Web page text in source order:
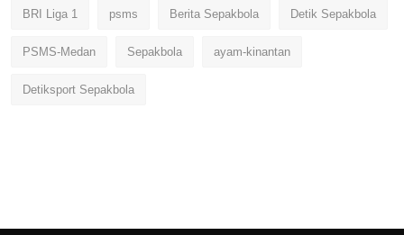
BRI Liga 1 psms Berita Sepakbola Detik Sepakbola
PSMS-Medan Sepakbola ayam-kinantan
Detiksport Sepakbola